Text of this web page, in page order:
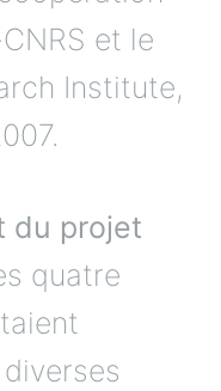
et le
Institute,
du projet
quatre